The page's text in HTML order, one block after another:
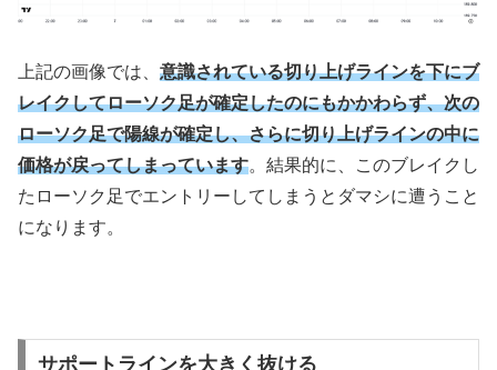
上記の画像では、 意識されている切り上げラインを下にブ
レイクしてローソク足が確定したのにもかかわらず、次の
ローソク足で陽線が確定し、さらに切り上げラインの中に
価格が戻ってしまっています。結果的に、このブレイクし
たローソク足でエントリーしてしまうとダマシに遭うこと
になります。
サポートラインを大きく抜ける